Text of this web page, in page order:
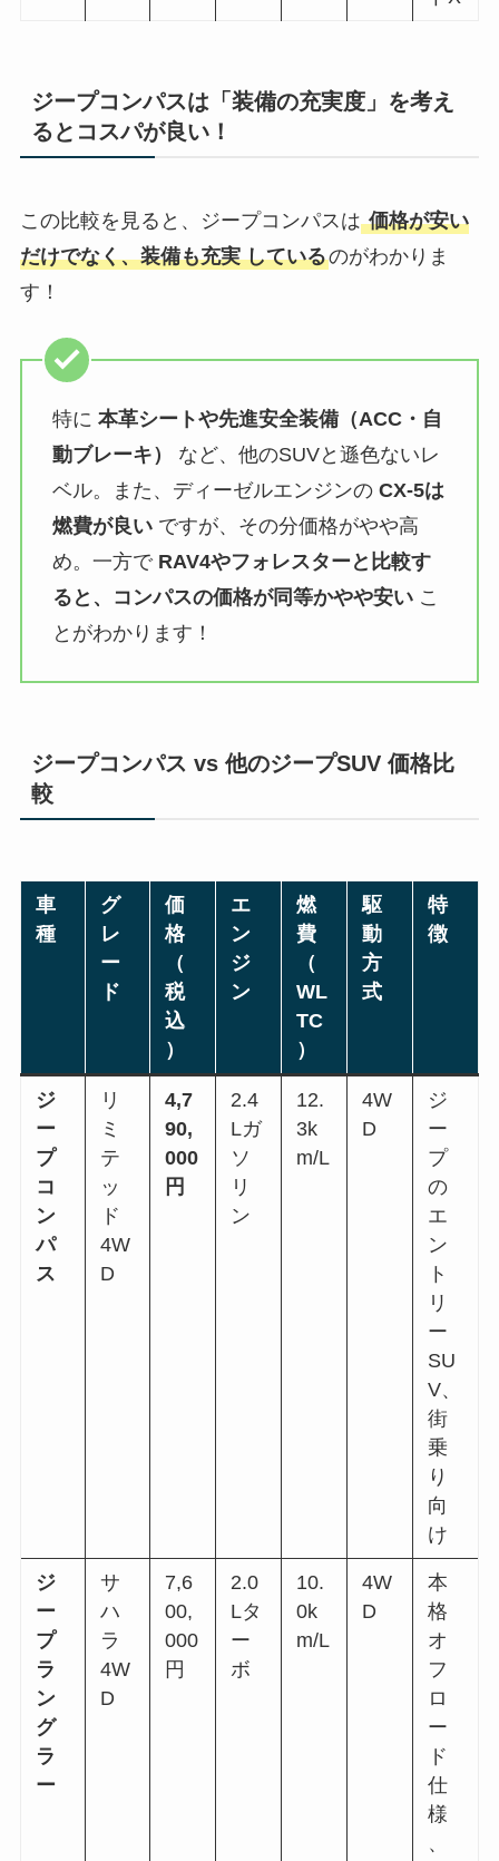
ジープコンパスは「装備の充実度」を考え
るとコスパが良い！
この比較を見ると、ジープコンパスは価格が安い
だけでなく、装備も充実 しているのがわかりま
す！
特に 本革シートや先進安全装備（ACC・自
動ブレーキ）
など、他のSUVと遜色ないレ
ベル。また、ディーゼルエンジンの CX-5は
燃費が良いですが、その分価格がやや高
め。一方で RAV4やフォレスターと比較す
ると、コンパスの価格が同等かやや安いこ
とがわかります！
ジープコンパス vs 他のジープSUV 価格比
較
車
種
グ
レ
ー
ド
価
格
（
税
込
）
エ
ン
ジ
ン
燃
費
（
WL
TC
）
駆
動
方
式
特
徴
ジ
ー
プ
コ
ン
パ
ス
リ
ミ
テ
ッ
ド
4W
D
4,7
90,
000
円
2.4
Lガ
ソ
リ
ン
12.
3k
m/L
4W
D
ジ
ー
プ
の
エ
ン
ト
リ
ー
SU
V、
街
乗
り
向
け
ジ
ー
プ
ラ
ン
グ
ラ
ー
サ
ハ
ラ
4W
D
7,6
00,
000
円
2.0
Lタ
ー
ボ
10.
0k
m/L
4W
D
本
格
オ
フ
ロ
ー
ド
仕
様
、